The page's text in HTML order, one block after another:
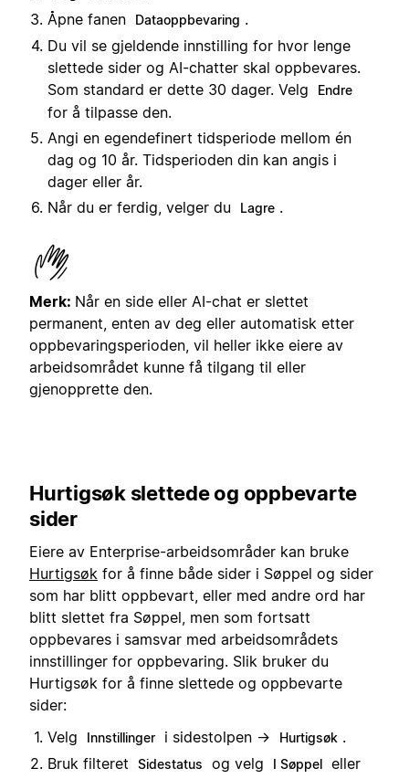
Åpne fanen
Dataoppbevaring .
Du vil se gjeldende innstilling for hvor lenge
slettede sider og AI-chatter skal oppbevares.
Som standard er dette 30 dager. Velg
Endre
for å tilpasse den.
Angi en egendefinert tidsperiode mellom én
dag og 10 år. Tidsperioden din kan angis i
dager eller år.
Når du er ferdig, velger du
Lagre .
Merk: Når en side eller AI-chat er slettet
permanent, enten av deg eller automatisk etter
oppbevaringsperioden, vil heller ikke eiere av
arbeidsområdet kunne få tilgang til eller
gjenopprette den.
Hurtigsøk slettede og oppbevarte
sider
Eiere av Enterprise-arbeidsområder kan bruke
Hurtigsøk for å finne både sider i Søppel og sider
som har blitt oppbevart, eller med andre ord har
blitt slettet fra Søppel, men som fortsatt
oppbevares i samsvar med arbeidsområdets
innstillinger for oppbevaring. Slik bruker du
Hurtigsøk for å finne slettede og oppbevarte
sider:
Velg
Innstillinger i sidestolpen → Hurtigsøk .
Bruk filteret
Sidestatus og velg I Søppel eller